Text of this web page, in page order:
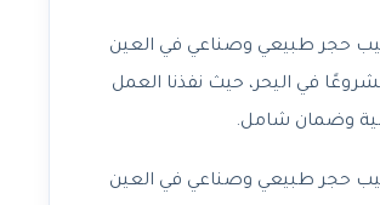
حجر طبيعي وصناعي في العين
في اليحر، حيث نفذنا العمل
وضمان شامل.
حجر طبيعي وصناعي في العين